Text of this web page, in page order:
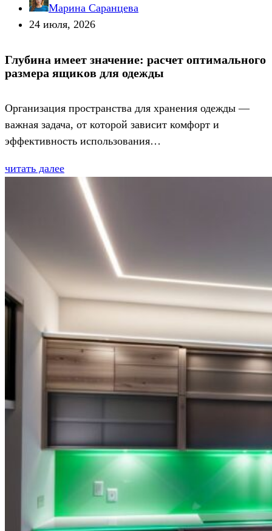
Марина Саранцева
24 июля, 2026
Глубина имеет значение: расчет оптимального
размера ящиков для одежды
Организация пространства для хранения одежды —
важная задача, от которой зависит комфорт и
эффективность использования…
читать далее